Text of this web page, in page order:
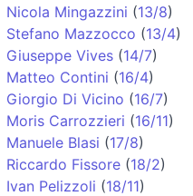
Nicola Mingazzini (13/8)
Stefano Mazzocco (13/4)
Giuseppe Vives (14/7)
Matteo Contini (16/4)
Giorgio Di Vicino (16/7)
Moris Carrozzieri (16/11)
Manuele Blasi (17/8)
Riccardo Fissore (18/2)
Ivan Pelizzoli (18/11)